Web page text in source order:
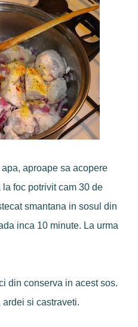
aproape sa acopere
foc potrivit cam 30 de
smantana in sosul din
inca 10 minute. La urma
din conserva in acest sos.
si castraveti.